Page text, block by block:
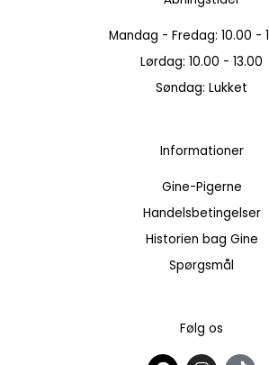
Mandag - Fredag: 10.00 -
Lørdag: 10.00 - 13.00
Søndag: Lukket
Informationer
Gine-Pigerne
Handelsbetingelser
Historien bag Gine
Spørgsmål
Følg os
F I T